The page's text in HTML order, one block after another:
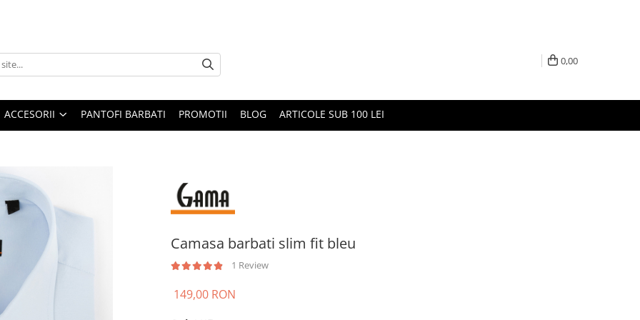
0,00
ACCESORII PANTOFI BARBATI PROMOTII BLOG ARTICOLE SUB 100 LEI
Camasa barbati slim fit bleu
1 Review
149,00 RON